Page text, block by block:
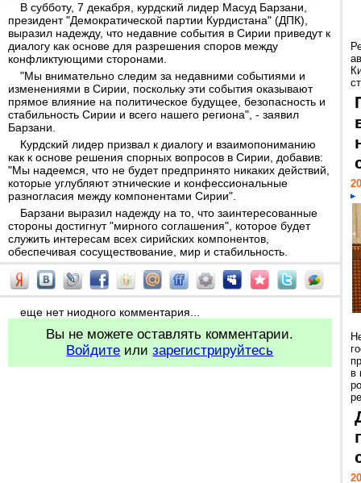
В субботу, 7 декабря, курдский лидер Масуд Барзани,
президент "Демократической партии Курдистана" (ДПК),
выразил надежду, что недавние события в Сирии приведут к
диалогу как основе для разрешения споров между
конфликтующими сторонами.
"Мы внимательно следим за недавними событиями и
изменениями в Сирии, поскольку эти события оказывают
прямое влияние на политическое будущее, безопасность и
стабильность Сирии и всего нашего региона", - заявил
Барзани.
Курдский лидер призвал к диалогу и взаимопониманию
как к основе решения спорных вопросов в Сирии, добавив:
"Мы надеемся, что не будет предпринято никаких действий,
которые углубляют этнические и конфессиональные
разногласия между компонентами Сирии".
Барзани выразил надежду на то, что заинтересованные
стороны достигнут "мирного соглашения", которое будет
служить интересам всех сирийских компонентов,
обеспечивая сосуществование, мир и стабильность.
еще нет ниодного комментария...
Вы не можете оставлять комментарии.
Войдите илизарегистрируйтесь
в